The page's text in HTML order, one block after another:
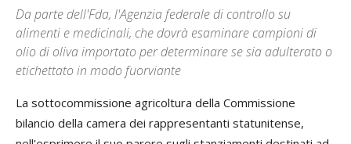
Da parte dell'Fda, l'Agenzia federale di controllo su
alimenti e medicinali, che dovrà esaminare campioni di
olio di oliva importato per determinare se sia adulterato o
etichettato in modo fuorviante
La sottocommissione agricoltura della Commissione
bilancio della camera dei rappresentanti statunitense,